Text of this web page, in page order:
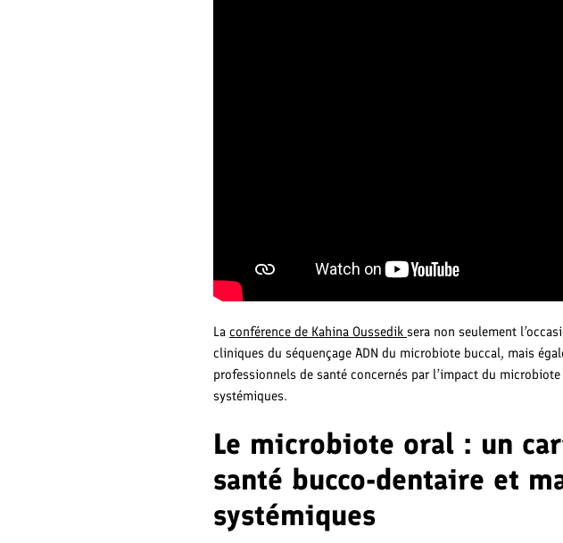
La conférence de Kahina Oussedik sera non seulement
cliniques du séquençage ADN du microbiote buccal, mais
professionnels de santé concernés par l’impact du
systémiques.
Le microbiote oral : un
santé bucco-dentaire et
systémiques